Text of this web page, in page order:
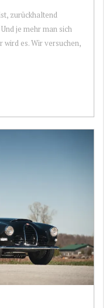
zurückhaltend
je mehr man sich
es. Wir versuchen,